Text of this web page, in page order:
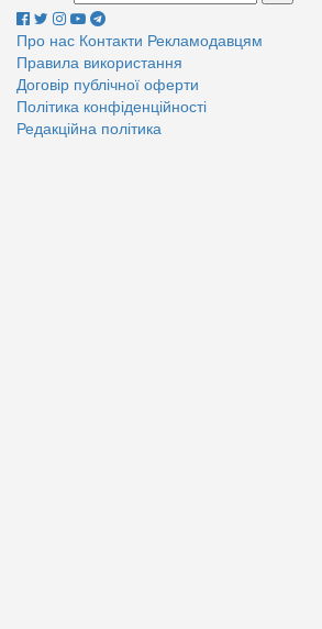
Про нас Контакти Рекламодавцям
Правила використання
Договір публічної оферти
Політика конфіденційності
Редакційна політика